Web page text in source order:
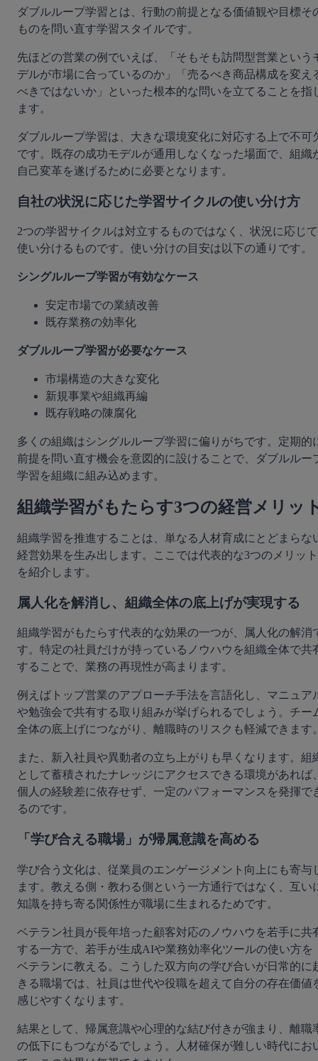
ダブルループ学習とは、行動の前提となる価値観や目標そ
ものを問い直す学習スタイルです。
先ほどの営業の例でいえば、「そもそも訪問型営業という
デルが市場に合っているのか」「売るべき商品構成を変え
べきではないか」といった根本的な問いを立てることを指
ます。
ダブルループ学習は、大きな環境変化に対応する上で不可
です。既存の成功モデルが通用しなくなった場面で、組織
自己変革を遂げるために必要となります。
自社の状況に応じた学習サイクルの使い分け方
2つの学習サイクルは対立するものではなく、状況に応じて
使い分けるものです。使い分けの目安は以下の通りです。
シングルループ学習が有効なケース
安定市場での業績改善
既存業務の効率化
ダブルループ学習が必要なケース
市場構造の大きな変化
新規事業や組織再編
既存戦略の陳腐化
多くの組織はシングルループ学習に偏りがちです。定期的
前提を問い直す機会を意図的に設けることで、ダブルルー
学習を組織に組み込めます。
組織学習がもたらす3つの経営メリッ
組織学習を推進することは、単なる人材育成にとどまらな
経営効果を生み出します。ここでは代表的な3つのメリット
を紹介します。
属人化を解消し、組織全体の底上げが実現する
組織学習がもたらす代表的な効果の一つが、属人化の解消
す。特定の社員だけが持っているノウハウを組織全体で共
することで、業務の再現性が高まります。
例えばトップ営業のアプローチ手法を言語化し、マニュア
や勉強会で共有する取り組みが挙げられるでしょう。チー
全体の底上げにつながり、離職時のリスクも軽減できます
また、新入社員や異動者の立ち上がりも早くなります。組
として蓄積されたナレッジにアクセスできる環境があれば
個人の経験差に依存せず、一定のパフォーマンスを発揮で
るのです。
「学び合える職場」が帰属意識を高める
学び合う文化は、従業員のエンゲージメント向上にも寄与
ます。教える側・教わる側という一方通行ではなく、互い
知識を持ち寄る関係性が職場に生まれるためです。
ベテラン社員が長年培った顧客対応のノウハウを若手に共
する一方で、若手が生成AIや業務効率化ツールの使い方を
ベテランに教える。こうした双方向の学び合いが日常的に
きる職場では、社員は世代や役職を超えて自分の存在価値
感じやすくなります。
結果として、帰属意識や心理的な結び付きが強まり、離職
の低下にもつながるでしょう。人材確保が難しい時代にお